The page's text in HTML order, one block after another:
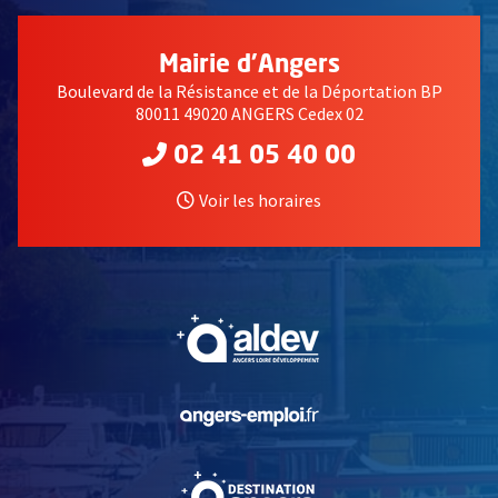
Mairie d'Angers
Boulevard de la Résistance et de la Déportation BP
80011 49020 ANGERS Cedex 02
02 41 05 40 00
Voir les horaires
, Ouvre une nouvelle